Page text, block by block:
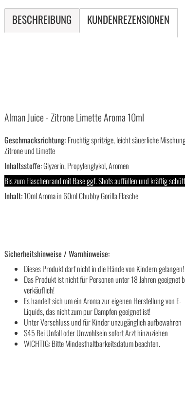
BESCHREIBUNG KUNDENREZENSIONEN
Alman Juice - Zitrone Limette Aroma 10ml
Geschmacksrichtung: Fruchtig spritzige, leicht säuerliche
Zitrone und Limette
Inhaltsstoffe:Glyzerin, Propylenglykol, Aromen
Bis zum Flaschenrand mit Base ggf. Shots auffüllen und kräftig
Inhalt:10ml Aroma in 60ml Chubby Gorilla Flasche
Sicherheitshinweise / Warnhinweise:
Dieses Produkt darf nicht in die Hände von Kindern gelangen!
Das Produkt ist nicht für Personen unter 18 Jahren geeignet
verkäuflich!
Es handelt sich um ein Aroma zur eigenen Herstellung von E-
Liquids, das nicht zum pur Dampfen geeignet ist!
Unter Verschluss und für Kinder unzugänglich aufbewahren
S45 Bei Unfall oder Unwohlsein sofort Arzt hinzuziehen
WICHTIG: Bitte Mindesthaltbarkeitsdatum beachten.